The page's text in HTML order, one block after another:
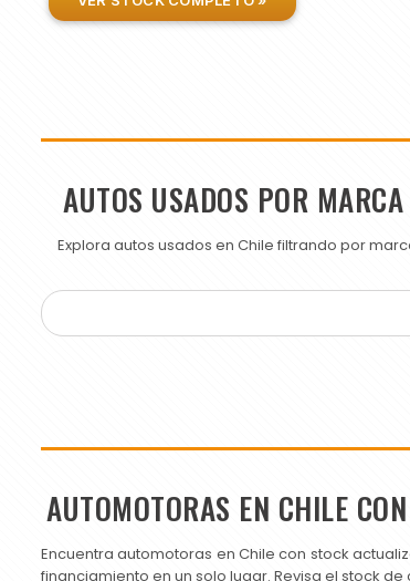
AUTOS USADOS POR
Explora autos usados en Chile filtrando por
AUTOMOTORAS EN CHILE
Encuentra automotoras en Chile con stock
financiamiento en un solo lugar. Revisa el stock